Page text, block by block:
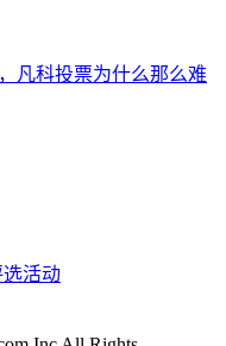
凡科投票为什么那么难
选活动